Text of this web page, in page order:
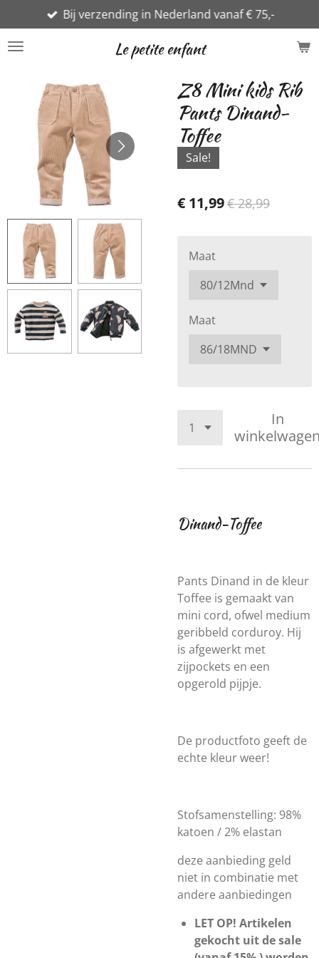
direct
naar
hoofdinhoud
Le petite enfant
Bij verzending in Nederland vanaf € 75,-
Z8 Mini kids Rib
Pants Dinand-
Toffee
Sale!
€ 11,99€ 28,99
Maat
Maat
In
Dinand-Toffee
Pants Dinand in de kleur
Toffee is gemaakt van
mini cord, ofwel medium
geribbeld corduroy. Hij
is afgewerkt met
zijpockets en een
opgerold pijpje.
De productfoto geeft de
echte kleur weer!
Stofsamenstelling: 98%
katoen / 2% elastan
deze aanbieding geld
niet in combinatie met
andere aanbiedingen
LET OP! Artikelen
gekocht uit de sale